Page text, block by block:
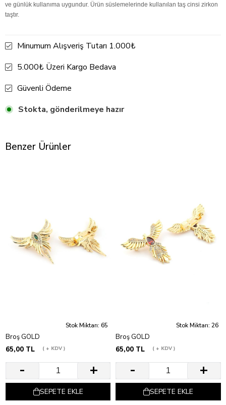
ve günlük kullanıma uygundur. Ürün süslemelerinde kullanılan taş cinsi zirkon
taştır.
Minumum Alışveriş Tutarı 1.000₺
5.000₺ Üzeri Kargo Bedava
Güvenli Ödeme
Stokta, gönderilmeye hazır
Benzer Ürünler
Stok Miktarı: 65
Broş GOLD
65,00 TL
+ KDV
SEPETE EKLE
Stok Miktarı: 26
Broş GOLD
65,00 TL
+ KDV
SEPETE EKLE